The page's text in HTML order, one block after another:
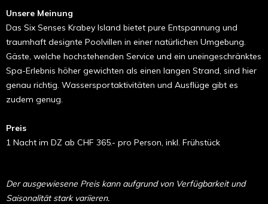
Unsere Meinung
Das Six Senses Krabey Island bietet pure Entspannung und
traumhaft designte Poolvillen in einer natürlichen Umgebung.
Gäste, welche hochstehenden Service und ein uneingeschränktes
Spa-Erlebnis höher gewichten als einen langen Strand, sind hier
genau richtig. Wassersport­aktivitäten und Ausflüge gibt es
zudem genug.
Preis
1 Nacht im DZ ab CHF 365.- pro Person, inkl. Frühstück
Der ausgewiesene Preis kann aufgrund von Verfügbarkeit und
Saisonalität stark variieren.